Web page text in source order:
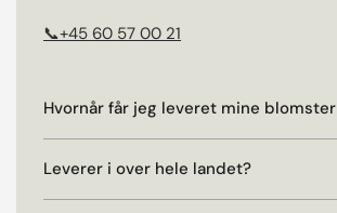
📞+45 60 57 00 21
Hvornår får jeg leveret mine blomster
Leverer i over hele landet?